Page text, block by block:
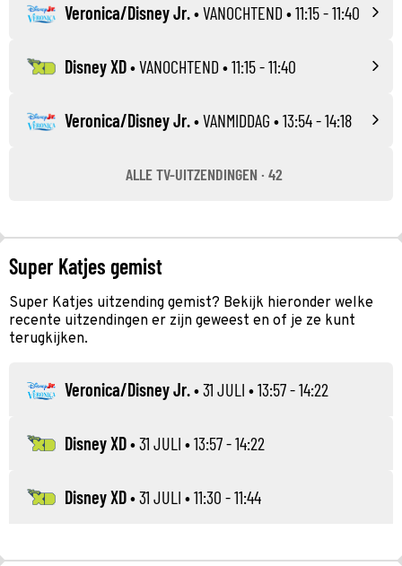
Veronica/Disney Jr.•VANOCHTEND • 11:15 - 11:40
Disney XD•VANOCHTEND • 11:15 - 11:40
Veronica/Disney Jr.•VANMIDDAG • 13:54 - 14:18
ALLE TV-UITZENDINGEN · 42
Super Katjes gemist
Super Katjes uitzending gemist? Bekijk hieronder welke
recente uitzendingen er zijn geweest en of je ze kunt
terugkijken.
Veronica/Disney Jr.•31 JULI • 13:57 - 14:22
Disney XD•31 JULI • 13:57 - 14:22
Disney XD•31 JULI • 11:30 - 11:44